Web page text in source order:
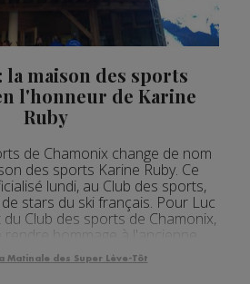
la maison des sports
l'honneur de Karine
Ruby
de Chamonix change de nom
des sports Karine Ruby. Ce
lundi, au Club des sports,
stars du ski français. Pour Luc
Club des sports de Chamonix,
hommage à l'ancienne
tragiquement en 2009 à
audio] Pour rappel, le...
Matinale des Super Lève-Tôt